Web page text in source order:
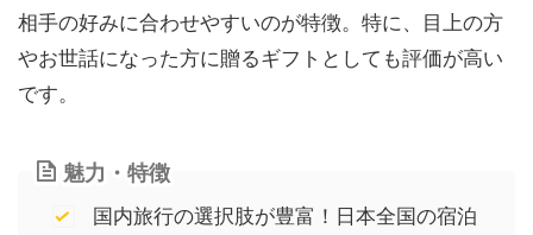
相手の好みに合わせやすいのが特徴。特に、目上の方
やお世話になった方に贈るギフトとしても評価が高い
です。
魅力・特徴
国内旅行の選択肢が豊富！日本全国の宿泊